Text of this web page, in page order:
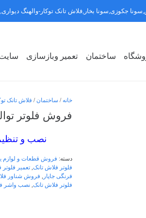
ساختمان تعمیر وبازسازی
خانه / ساختمان/ فلاش تانک
فروش فلوتر توالت
نصب و
دسته: فروش قطعات و لوازم
فلوتر فلاش تانک, تعمیر فلوتر
فرنگی جاپار , فروش شناور
فلوتر فلاش تانک, نصب واشر
جکوزی,سونا بخار,فلاش تانک توکار-والهنگ